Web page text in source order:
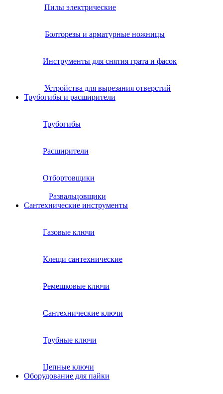
Пилы электрические
Болторезы и арматурные ножницы
Инструменты для снятия грата и фасок
Устройства для вырезания отверстий
Трубогибы и расширители
Трубогибы
Расширители
Отбортовщики
Развальцовщики
Сантехнические инcтрументы
Газовые ключи
Клещи сантехнические
Ремешковые ключи
Сантехнические ключи
Трубные ключи
Цепные ключи
Оборудование для пайки